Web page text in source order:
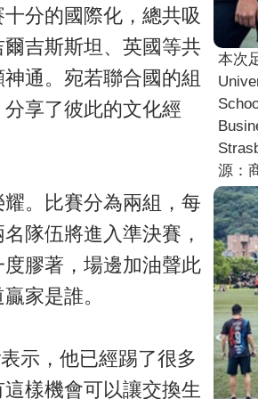
本次
源：
分的國際化，總共吸
吉斯斯坦、英國等共
通。宛若聯合國的組
享了彼此的文化經
。比賽分為兩組，每
隊伍將進入準決賽，
膠著，場邊加油聲此
家是誰。
示，他已經踢了很多
樣機會可以讓交換生